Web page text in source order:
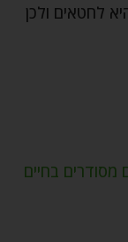
לחטאים ולכן
בחיים